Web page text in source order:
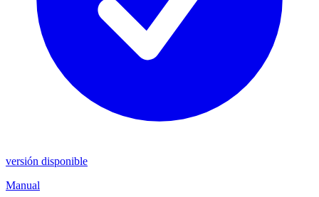
versión disponible
Manual